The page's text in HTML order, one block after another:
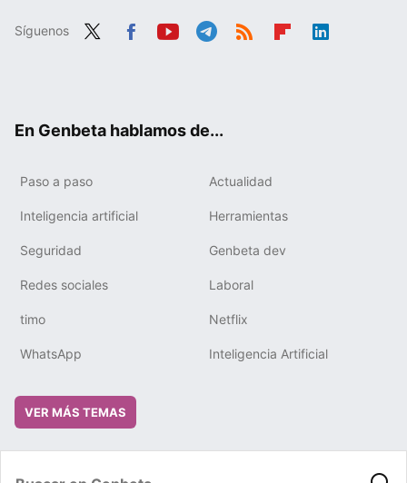
Síguenos
En Genbeta hablamos de...
Paso a paso Actualidad
Inteligencia artificial Herramientas
Seguridad Genbeta dev
Redes sociales Laboral
timo Netflix
WhatsApp Inteligencia Artificial
VER MÁS TEMAS